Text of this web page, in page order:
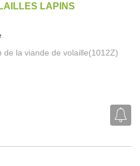
LAPINS
la viande de volaille(1012Z)